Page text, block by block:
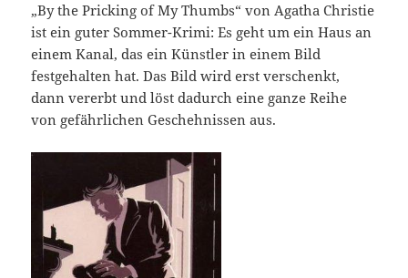
„By the Pricking of My Thumbs“ von Agatha Christie
ist ein guter Sommer-Krimi: Es geht um ein Haus an
einem Kanal, das ein Künstler in einem Bild
festgehalten hat. Das Bild wird erst verschenkt,
dann vererbt und löst dadurch eine ganze Reihe
von gefährlichen Geschehnissen aus.